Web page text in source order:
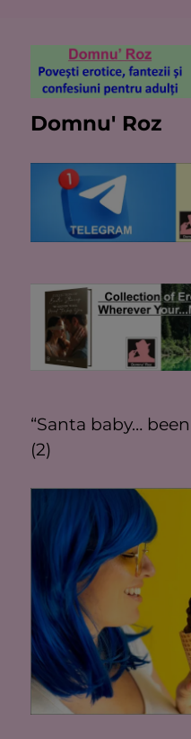
Domnu' Roz
“Santa baby…
(2)